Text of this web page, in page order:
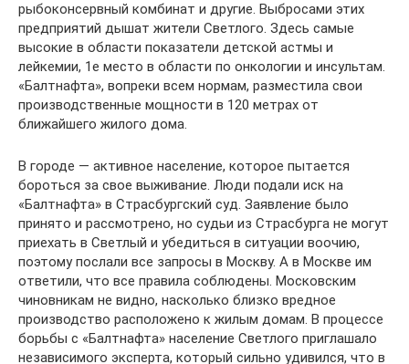
рыбоконсервный комбинат и другие. Выбросами этих
предприятий дышат жители Светлого. Здесь самые
высокие в области показатели детской астмы и
лейкемии, 1е место в области по онкологии и инсультам.
«Балтнафта», вопреки всем нормам, разместила свои
производственные мощности в 120 метрах от
ближайшего жилого дома.
В городе — активное население, которое пытается
бороться за свое выживание. Люди подали иск на
«Балтнафта» в Страсбургский суд. Заявление было
принято и рассмотрено, но судьи из Страсбурга не могут
приехать в Светлый и убедиться в ситуации воочию,
поэтому послали все запросы в Москву. А в Москве им
ответили, что все правила соблюдены. Московским
чиновникам не видно, насколько близко вредное
производство расположено к жилым домам. В процессе
борьбы с «Балтнафта» население Светлого приглашало
независимого эксперта, который сильно удивился, что в